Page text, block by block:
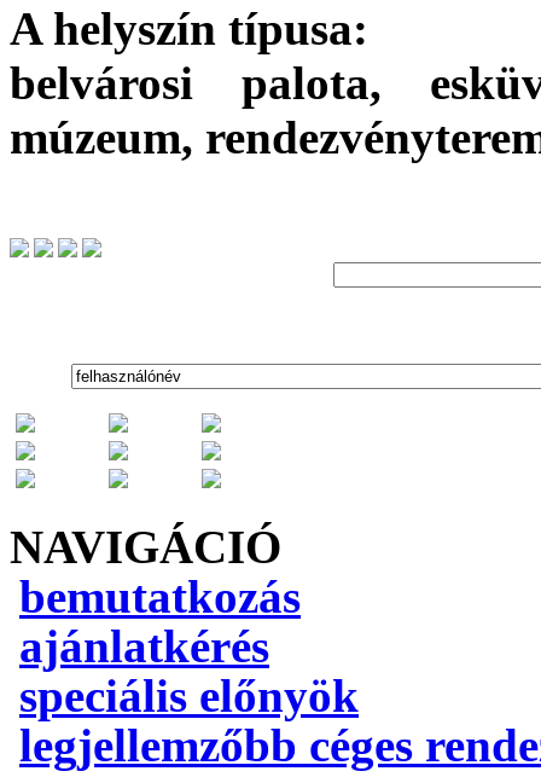
A helyszín típusa:
belvárosi palota,
múzeum,
NAVIGÁCIÓ
bemutatkozás
ajánlatkérés
speciális előnyök
legjellemzőbb céges